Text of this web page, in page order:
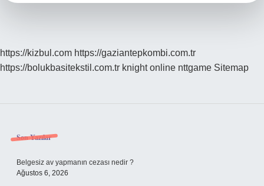
https://kizbul.com https://gaziantepkombi.com.tr
https://bolukbasitekstil.com.tr knight online nttgame Sitemap
Sidebar
Son Yazılar
Belgesiz av yapmanın cezası nedir ?
Ağustos 6, 2026